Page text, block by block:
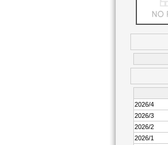
2026/4
2026/3
2026/2
2026/1